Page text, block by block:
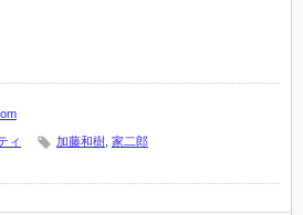
ィ 加藤和樹 家二郎